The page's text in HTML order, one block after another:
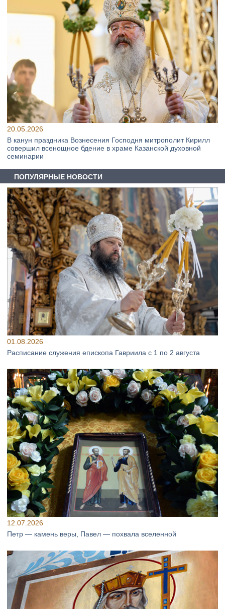
20.05.2026
В канун праздника Вознесения Господня митрополит Кирилл
совершил всенощное бдение в храме Казанской духовной
семинарии
ПОПУЛЯРНЫЕ НОВОСТИ
01.08.2026
Расписание служения епископа Гавриила с 1 по 2 августа
12.07.2026
Петр — камень веры, Павел — похвала вселенной